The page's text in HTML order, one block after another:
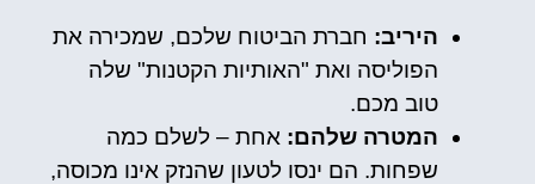
היריב: חברת הביטוח שלכם, שמכירה את
הפוליסה ואת "האותיות הקטנות" שלה
טוב מכם.
המטרה שלהם: אחת – לשלם כמה
שפחות. הם ינסו לטעון שהנזק אינו מכוסה,